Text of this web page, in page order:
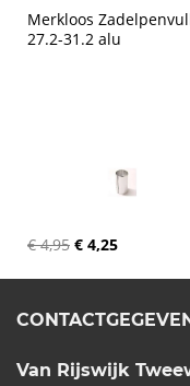
Merkloos
27.2-31.2 alu
€ 4,95 € 4,25
Van Rijswijk